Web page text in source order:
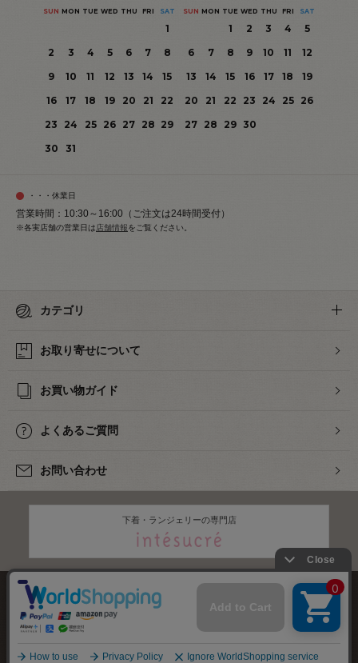
SUN MON TUE WED THU FRI SAT
1
2
3 4 5 6 7
8
9
10 11 12 13 14
15
16
17 18 19 20 21
22
23
24 25 26 27 28 29
30
31
SUN MON TUE WED THU FRI SAT
1 2 3 4
5
6
7 8 9 10 11
12
13
14 15 16 17 18
19
20
21 22 23 24 25
26
27 28 29 30
・・・休業日
営業時間：10:30～16:00（ご注文は24時間受付）
※各実店舗の営業日は 店舗情報をご覧ください。
カテゴリ
お取り寄せについて
お買い物ガイド
よくあるご質問
お問い合わせ
下着・ランジェリーの専門店
株式会社オカダヤ
特定商取引法に基づく表記 プライバシーポリシー サイトマップ